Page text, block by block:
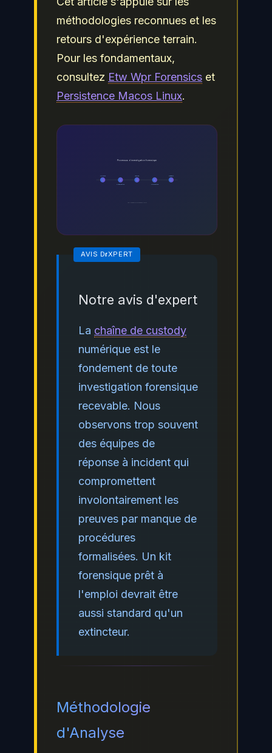
méthodologies reconnues et les
retours d'expérience terrain.
Pour les fondamentaux,
consultez Etw Wpr Forensics et
Persistence Macos Linux.
1
Collecte
2
Preservation
3
Analyse
4
Correlation
5
Rapport
Processus d investigation forensique
Les 5 phases du processus DFIR
Notre avis d'expert
La chaîne de custody
numérique est le
fondement de toute
investigation forensique
recevable. Nous
observons trop souvent
des équipes de
réponse à incident qui
compromettent
involontairement les
preuves par manque de
procédures
formalisées. Un kit
forensique prêt à
l'emploi devrait être
aussi standard qu'un
extincteur.
Méthodologie
d'Analyse